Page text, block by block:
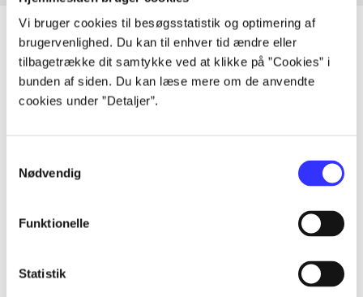
Vi bruger cookies til besøgsstatistik og optimering af
brugervenlighed. Du kan til enhver tid ændre eller
tilbagetrække dit samtykke ved at klikke på ”Cookies” i
bunden af siden. Du kan læse mere om de anvendte
cookies under ”Detaljer”.
Nødvendig
Funktionelle
Statistik
Artikler
Alle registrerede artikler fordelt på udgivelser